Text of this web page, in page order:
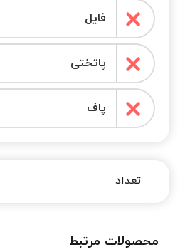
فایل
پاتختی
پاف
محصولات مرتبط